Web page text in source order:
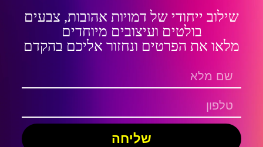
שילוב ייחודי של דמויות אהובות, צבעים
בולטים ועיצובים מיוחדים
מלאו את הפרטים ונחזור אליכם בהקדם
שליחה